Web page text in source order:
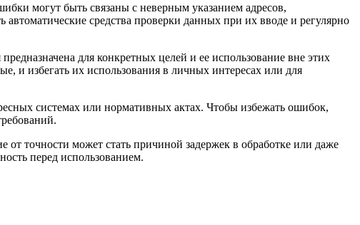
могут быть связаны с неверным указанием адресов,
средства проверки данных при их вводе и регулярно
для конкретных целей и ее использование вне этих
и избегать их использования в личных интересах или для
системах или нормативных актах. Чтобы избежать ошибок,
точности может стать причиной задержек в обработке или даже
перед использованием.